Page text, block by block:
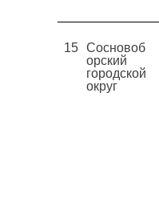
15 Сосновоб
орский
городской
округ